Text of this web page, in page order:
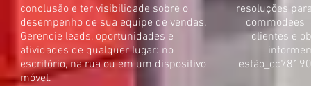
conclusão e ter visibilidade sobre o
desempenho de sua equipe de vendas.
Gerencie leads, oportunidades e
atividades de qualquer lugar: no
escritório, na rua ou em um dispositivo
móvel.
resoluções
commodees
clientes e